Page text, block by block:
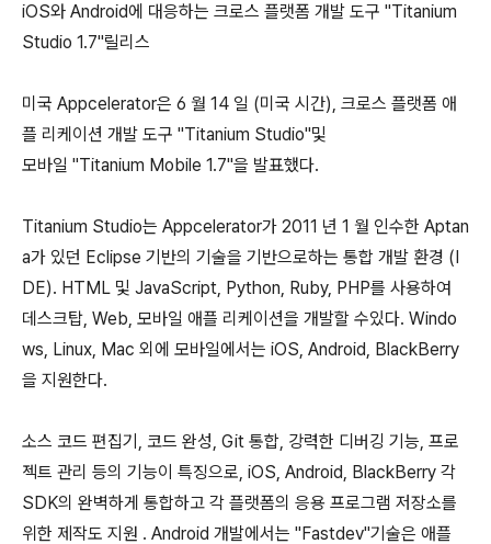
iOS와 Android에 대응하는 크로스 플랫폼 개발 도구 "Titanium
Studio 1.7"릴리스
미국 Appcelerator은 6 월 14 일 (미국 시간), 크로스 플랫폼 애
플 리케이션 개발 도구 "Titanium Studio"및
모바일 "Titanium Mobile 1.7"을 발표했다.
Titanium Studio는 Appcelerator가 2011 년 1 월 인수한 Aptan
a가 있던 Eclipse 기반의 기술을 기반으로하는 통합 개발 환경 (I
DE). HTML 및 JavaScript, Python, Ruby, PHP를 사용하여
데스크탑, Web, 모바일 애플 리케이션을 개발할 수있다. Windo
ws, Linux, Mac 외에 모바일에서는 iOS, Android, BlackBerry
을 지원한다.
소스 코드 편집기, 코드 완성, Git 통합, 강력한 디버깅 기능, 프로
젝트 관리 등의 기능이 특징으로, iOS, Android, BlackBerry 각
SDK의 완벽하게 통합하고 각 플랫폼의 응용 프로그램 저장소를
위한 제작도 지원 . Android 개발에서는 "Fastdev"기술은 애플